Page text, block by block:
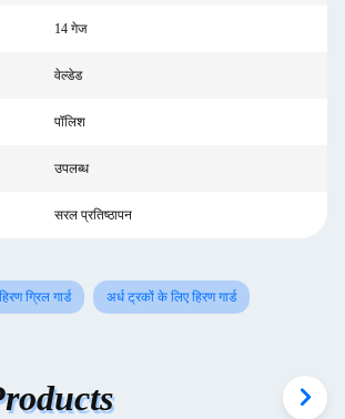
14 गेज
वेल्डेड
पॉलिश
उपलब्ध
सरल प्रतिष्ठापन
हिरण ग्रिल गार्ड अर्ध ट्रकों के लिए हिरण गार्ड